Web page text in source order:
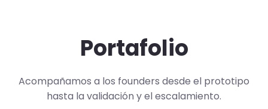
Portafolio
Acompañamos a los founders desde el prototipo
hasta la validación y el escalamiento.